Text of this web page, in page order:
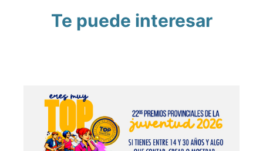
Te puede interesar